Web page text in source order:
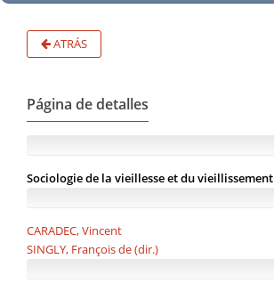
ATRÁS
Página de detalles
Sociologie de la vieillesse et du vieillissement
CARADEC, Vincent
SINGLY, François de (dir.)